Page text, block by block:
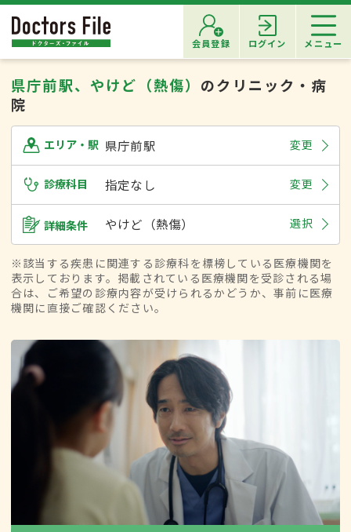
会員登録 ログイン メニュー
県庁前駅、やけど（熱傷） のクリニック・病
院
エリア・駅 県庁前駅 変更
診療科目 指定なし 変更
詳細条件 やけど（熱傷） 選択
※該当する疾患に関連する診療科を標榜している医療機関を
表示しております。掲載されている医療機関を受診される場
合は、ご希望の診療内容が受けられるかどうか、事前に医療
機関に直接ご確認ください。